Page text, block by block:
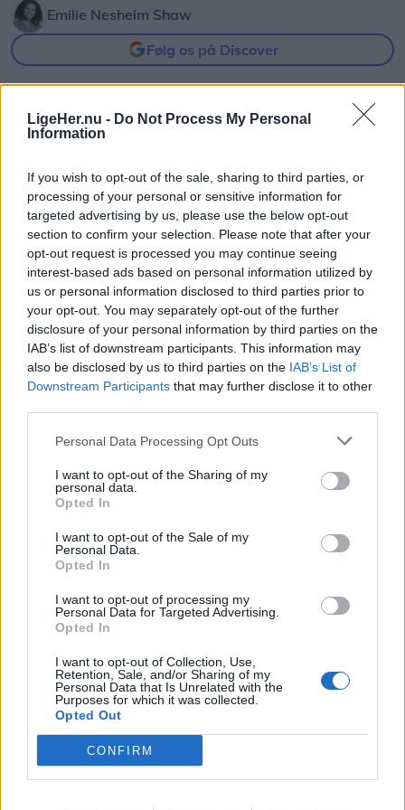
LigeHer.nu - Do Not Process My Personal
Information
If you wish to opt-out of the sale, sharing to third parties, or
processing of your personal or sensitive information for
targeted advertising by us, please use the below opt-out
section to confirm your selection. Please note that after your
opt-out request is processed you may continue seeing
interest-based ads based on personal information utilized by
us or personal information disclosed to third parties prior to
your opt-out. You may separately opt-out of the further
disclosure of your personal information by third parties on the
IAB’s list of downstream participants. This information may
also be disclosed by us to third parties on the IAB’s List of
Downstream Participants that may further disclose it to other
Personal Data Processing Opt Outs
I want to opt-out of the Sharing of my
personal data.
Opted In
I want to opt-out of the Sale of my
Personal Data.
Opted In
I want to opt-out of processing my
Personal Data for Targeted Advertising.
Opted In
I want to opt-out of Collection, Use,
Retention, Sale, and/or Sharing of my
Personal Data that Is Unrelated with the
Purposes for which it was collected.
Opted Out
CONFIRM
Emilie Nesheim Shaw
Følg os på Discover
08. august 2026 kl. 14.00
NORDJYLLAND: Når solen går mod horisonten
onsdag 12. august, bliver det ikke en helt
almindelig sommeraften.
Nordjyder får nemlig mulighed for at opleve den
kraftigste delvise solformørkelse, der kan ses fra
Danmark frem til 2048.
Over hele landet vil Månen bevæge sig ind foran
Solen, og afhængigt af hvor i Danmark man
befinder sig, vil op mod 86 procent af Solens skive
være dækket.
Det oplyser sol26 i en pressemeddelelse.
Formørkelsen topper omkring klokken 20.00, kort
før solnedgang, hvilket giver gode muligheder for
at opleve fænomenet fra steder med frit udsyn
mod vest.
For mange nordjyder kan kysterne, fjordene og de
åbne landskaber danne en flot ramme om den
sjældne naturoplevelse, hvis vejret arter sig.
- En solformørkelse er en af de få begivenheder,
der kan få os alle til at stoppe op og kigge i
samme retning. Det er både smukt, fascinerende
og en fantastisk anledning til at samles om Solen,
dens betydning for livet på Jorden og vores plads i
Vis mere